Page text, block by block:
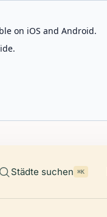
on iOS and Android.
Städte suchen ⌘K